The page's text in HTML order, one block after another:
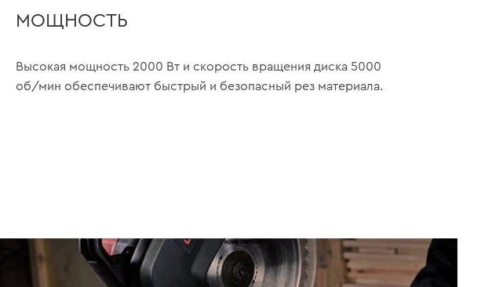
МОЩНОСТЬ
Высокая мощность 2000 Вт и скорость вращения диска 5000
об/мин обеспечивают быстрый и безопасный рез материала.